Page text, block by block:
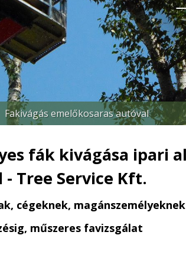
Favágás alpintechnikával
Fakivágás emelőkosaras autóval
- Faápolás - Koronabiztosítás
Favágás magánterületen
Favágás közterületen
Fűnyírás - fűkaszálás
Fűnyírás - fűkaszálás
fák kivágása ipari
Tree Service Kft.
cégeknek, magánszemélyeknek
műszeres favizsgálat